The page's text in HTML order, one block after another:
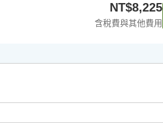
NT$8,225
含稅費與其他費用